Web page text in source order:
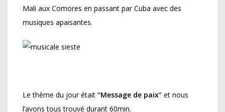
Mali aux Comores en passant par Cuba avec des
musiques apaisantes.
Le thème du jour était “Message de paix” et nous
l’avons tous trouvé durant 60min.